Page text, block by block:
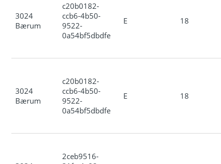
3024
Bærum
c20b0182-
ccb6-4b50-
9522-
0a54bf5dbdfe
E 18
3024
Bærum
c20b0182-
ccb6-4b50-
9522-
0a54bf5dbdfe
E 18
2ceb9516-